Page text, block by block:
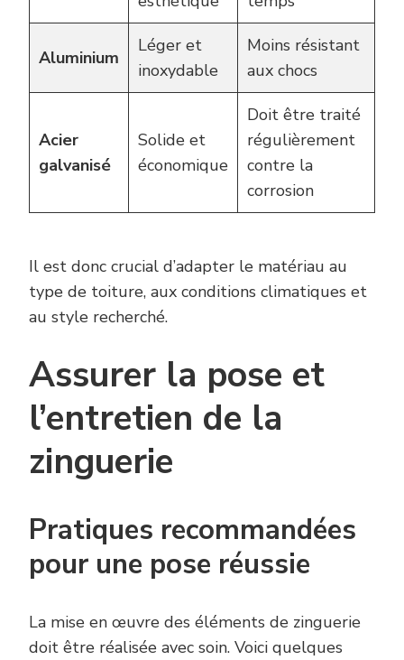
Aluminium
Léger et
inoxydable
Moins résistant
aux chocs
Acier
galvanisé
Solide et
économique
Doit être traité
régulièrement
contre la
corrosion
Il est donc crucial d’adapter le matériau au
type de toiture, aux conditions climatiques et
au style recherché.
Assurer la pose et
l’entretien de la
zinguerie
Pratiques recommandées
pour une pose réussie
La mise en œuvre des éléments de zinguerie
doit être réalisée avec soin. Voici quelques